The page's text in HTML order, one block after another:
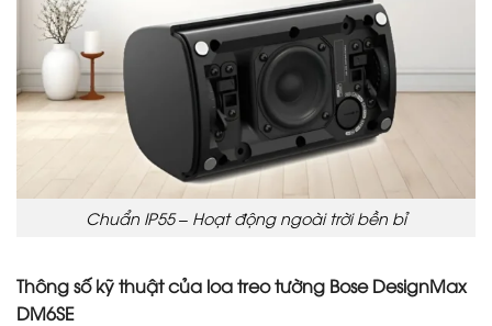
Chuẩn IP55 – Hoạt động ngoài trời bền bỉ
Thông số kỹ thuật của loa treo tường Bose DesignMax
DM6SE